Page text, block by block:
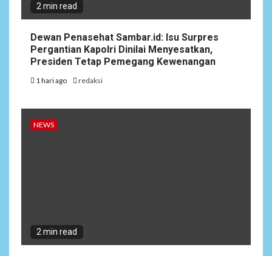
2 min read
Dewan Penasehat Sambar.id: Isu Surpres
Pergantian Kapolri Dinilai Menyesatkan,
Presiden Tetap Pemegang Kewenangan
1 hari ago redaksi
NEWS
2 min read